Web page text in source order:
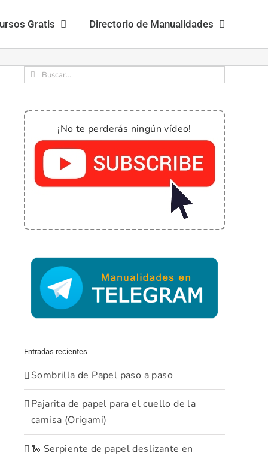
Gratis Directorio de Manualidades
Buscar:
¡No te perderás ningún vídeo!
Entradas recientes
Sombrilla de Papel paso a paso
Pajarita de papel para el cuello de la
camisa (Origami)
🐍 Serpiente de papel deslizante en